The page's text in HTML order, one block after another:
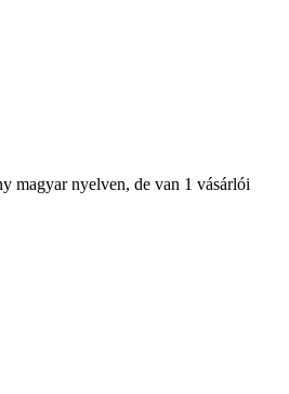
magyar nyelven, de van 1 vásárlói